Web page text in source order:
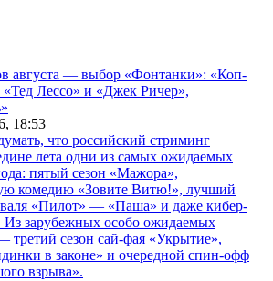
августа — выбор «Фонтанки»: «Коп-
«Тед Лессо» и «Джек Ричер»,
18:53
что российский стриминг
лета одни из самых ожидаемых
пятый сезон «Мажора»,
комедию «Зовите Витю!», лучший
«Пилот» — «Паша» и даже кибер-
зарубежных особо ожидаемых
третий сезон сай-фая «Укрытие»,
в законе» и очередной спин-офф
взрыва».